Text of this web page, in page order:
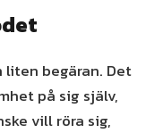
begäran. Det
på sig själv,
vill röra sig,